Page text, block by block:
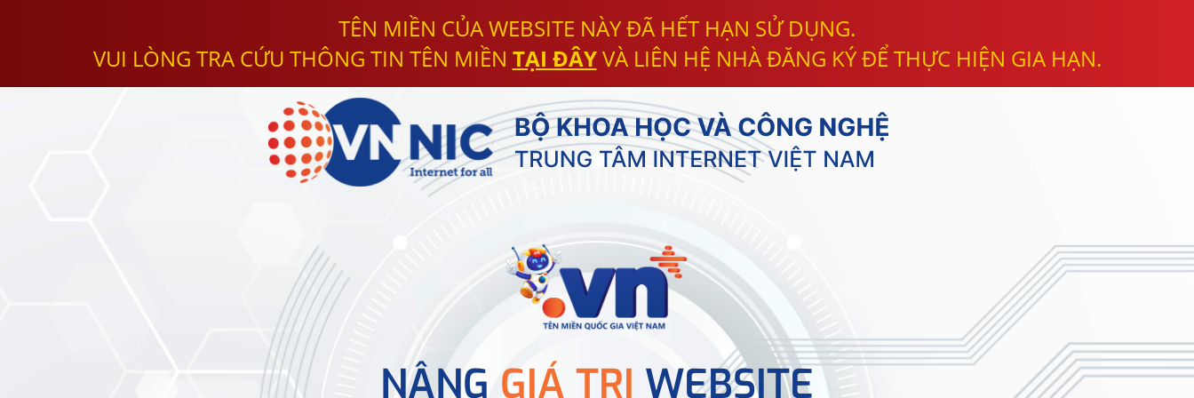
TÊN MIỀN CỦA WEBSITE NÀY ĐÃ HẾT HẠN SỬ DỤNG.
VUI LÒNG TRA CỨU THÔNG TIN TÊN MIỀN TẠI ĐÂYVÀ LIÊN HỆ NHÀ ĐĂNG KÝ ĐỂ THỰC HIỆN GIA HẠN.
NÂNG GIÁ TRỊ WEBSITE